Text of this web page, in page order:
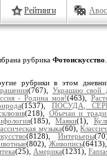
Рейтинги
рубрика Фотоискусство
рубрики в этом
(767), Украшаю свой
- Родина моя!(463),
(1537),ПОСУДА,
(218), Обычаи и
(185),Маяки(1),
музыка(60),
(8128), Интерьеры
(802), Живопись
(25), Америка(1231),